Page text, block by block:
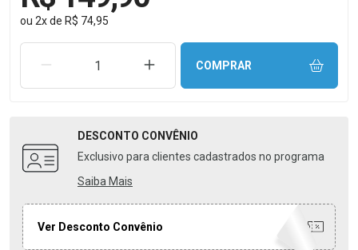
ou 2xde R$ 74,95
REMOVER UMA UNIDADEAUMENTAR UMA UNIDADE
COMPRAR
DESCONTO CONVÊNIO
Exclusivo para clientes cadastrados no programa
Saiba Mais
Ver Desconto Convênio